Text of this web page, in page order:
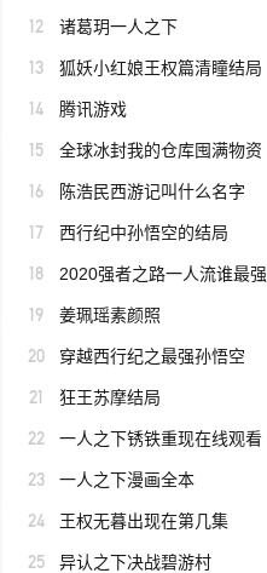
12 诸葛玥一人之下
13 狐妖小红娘王权篇清瞳结局
14 腾讯游戏
15 全球冰封我的仓库囤满物资
16 陈浩民西游记叫什么名字
17 西行纪中孙悟空的结局
18 2020强者之路一人流谁最强
19 姜珮瑶素颜照
20 穿越西行纪之最强孙悟空
21 狂王苏摩结局
22 一人之下锈铁重现在线观看
23 一人之下漫画全本
24 王权无暮出现在第几集
25 异认之下决战碧游村